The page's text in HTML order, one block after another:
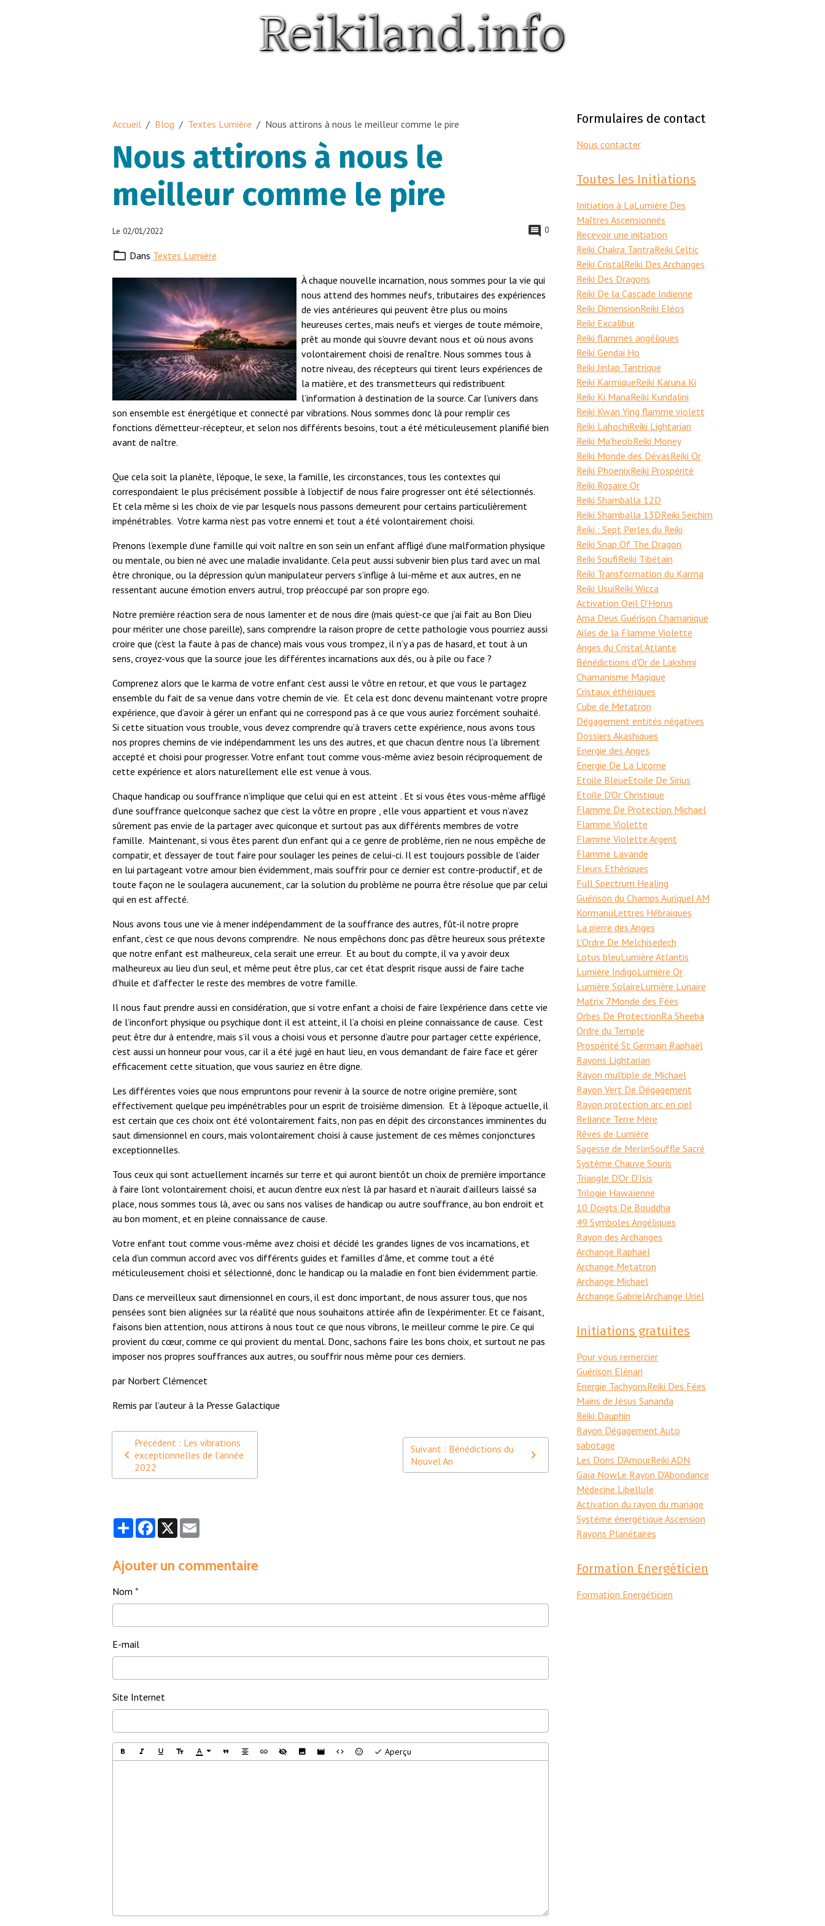
Accueil Blog Textes Lumière Nous attirons à nous le meilleur comme le pire
Nous attirons à nous le
meilleur comme le pire
Le 02/01/2022 0
Dans Textes Lumière
À chaque nouvelle incarnation, nous sommes pour la vie qui
nous attend des hommes neufs, tributaires des expériences
de vies antérieures qui peuvent être plus ou moins
heureuses certes, mais neufs et vierges de toute mémoire,
prêt au monde qui s’ouvre devant nous et où nous avons
volontairement choisi de renaître. Nous sommes tous à
notre niveau, des récepteurs qui tirent leurs expériences de
la matière, et des transmetteurs qui redistribuent
l’information à destination de la source. Car l’univers dans
son ensemble est énergétique et connecté par vibrations. Nous sommes donc là pour remplir ces
fonctions d’émetteur-récepteur, et selon nos différents besoins, tout a été méticuleusement planifié bien
avant de naître.
Que cela soit la planète, l’époque, le sexe, la famille, les circonstances, tous les contextes qui
correspondaient le plus précisément possible à l’objectif de nous faire progresser ont été sélectionnés.
Et cela même si les choix de vie par lesquels nous passons demeurent pour certains particulièrement
impénétrables. Votre karma n’est pas votre ennemi et tout a été volontairement choisi.
Prenons l’exemple d’une famille qui voit naître en son sein un enfant affligé d’une malformation physique
ou mentale, ou bien né avec une maladie invalidante. Cela peut aussi subvenir bien plus tard avec un mal
être chronique, ou la dépression qu’un manipulateur pervers s’inflige à lui-même et aux autres, en ne
ressentant aucune émotion envers autrui, trop préoccupé par son propre ego.
Notre première réaction sera de nous lamenter et de nous dire (mais qu’est-ce que j’ai fait au Bon Dieu
pour mériter une chose pareille), sans comprendre la raison propre de cette pathologie vous pourriez aussi
croire que (c’est la faute à pas de chance) mais vous vous trompez, il n’y a pas de hasard, et tout à un
sens, croyez-vous que la source joue les différentes incarnations aux dés, ou à pile ou face ?
Comprenez alors que le karma de votre enfant c’est aussi le vôtre en retour, et que vous le partagez
ensemble du fait de sa venue dans votre chemin de vie. Et cela est donc devenu maintenant votre propre
expérience, que d’avoir à gérer un enfant qui ne correspond pas à ce que vous auriez forcément souhaité.
Si cette situation vous trouble, vous devez comprendre qu’à travers cette expérience, nous avons tous
nos propres chemins de vie indépendamment les uns des autres, et que chacun d’entre nous l’a librement
accepté et choisi pour progresser. Votre enfant tout comme vous-même aviez besoin réciproquement de
cette expérience et alors naturellement elle est venue à vous.
Chaque handicap ou souffrance n’implique que celui qui en est atteint . Et si vous êtes vous-même affligé
d’une souffrance quelconque sachez que c’est la vôtre en propre , elle vous appartient et vous n’avez
sûrement pas envie de la partager avec quiconque et surtout pas aux différents membres de votre
famille. Maintenant, si vous êtes parent d’un enfant qui a ce genre de problème, rien ne nous empêche de
compatir, et d’essayer de tout faire pour soulager les peines de celui-ci. Il est toujours possible de l’aider
en lui partageant votre amour bien évidemment, mais souffrir pour ce dernier est contre-productif, et de
toute façon ne le soulagera aucunement, car la solution du problème ne pourra être résolue que par celui
qui en est affecté.
Nous avons tous une vie à mener indépendamment de la souffrance des autres, fût-il notre propre
enfant, c’est ce que nous devons comprendre. Ne nous empêchons donc pas d’être heureux sous prétexte
que notre enfant est malheureux, cela serait une erreur. Et au bout du compte, il va y avoir deux
malheureux au lieu d’un seul, et même peut être plus, car cet état d’esprit risque aussi de faire tache
d’huile et d’affecter le reste des membres de votre famille.
Il nous faut prendre aussi en considération, que si votre enfant a choisi de faire l’expérience dans cette vie
de l’inconfort physique ou psychique dont il est atteint, il l’a choisi en pleine connaissance de cause. C’est
peut être dur à entendre, mais s’il vous a choisi vous et personne d’autre pour partager cette expérience,
c’est aussi un honneur pour vous, car il a été jugé en haut lieu, en vous demandant de faire face et gérer
efficacement cette situation, que vous sauriez en être digne.
Les différentes voies que nous empruntons pour revenir à la source de notre origine première, sont
effectivement quelque peu impénétrables pour un esprit de troisième dimension. Et à l’époque actuelle, il
est certain que ces choix ont été volontairement faits, non pas en dépit des circonstances imminentes du
saut dimensionnel en cours, mais volontairement choisi à cause justement de ces mêmes conjonctures
exceptionnelles.
Tous ceux qui sont actuellement incarnés sur terre et qui auront bientôt un choix de première importance
à faire l’ont volontairement choisi, et aucun d’entre eux n’est là par hasard et n’aurait d’ailleurs laissé sa
place, nous sommes tous là, avec ou sans nos valises de handicap ou autre souffrance, au bon endroit et
au bon moment, et en pleine connaissance de cause.
Votre enfant tout comme vous-même avez choisi et décidé les grandes lignes de vos incarnations, et
cela d’un commun accord avec vos différents guides et familles d’âme, et comme tout a été
méticuleusement choisi et sélectionné, donc le handicap ou la maladie en font bien évidemment partie.
Dans ce merveilleux saut dimensionnel en cours, il est donc important, de nous assurer tous, que nos
pensées sont bien alignées sur la réalité que nous souhaitons attirée afin de l’expérimenter. Et ce faisant,
faisons bien attention, nous attirons à nous tout ce que nous vibrons, le meilleur comme le pire. Ce qui
provient du cœur, comme ce qui provient du mental. Donc, sachons faire les bons choix, et surtout ne pas
imposer nos propres souffrances aux autres, ou souffrir nous même pour ces derniers.
par Norbert Clémencet
Remis par l’auteur à la Presse Galactique
Précédent : Les vibrations
exceptionnelles de l’année
2022
Suivant : Bénédictions du
Nouvel An
PartagerFacebook
X
Ajouter un commentaire
Nom
E-mail
Site Internet
Aperçu
Formulaires de contact
Nous contacter
Toutes les Initiations
Initiation à LaLumière Des
Maîtres Ascensionnés
Recevoir une initiation
Reiki Chakra TantraReiki Celtic
Reiki CristalReiki Des Archanges
Reiki Des Dragons
Reiki De la Cascade Indienne
Reiki DimensionReiki Eléos
Reiki Excalibur
Reiki flammes angéliques
Reiki Gendai Ho
Reiki Jinlap Tantrique
Reiki KarmiqueReiki Karuna Ki
Reiki Ki ManaReiki Kundalini
Reiki Kwan Ying flamme violett
Reiki LahochiReiki Lightarian
Reiki Ma'heo'oReiki Money
Reiki Monde des DévasReiki Or
Reiki PhoenixReiki Prospérité
Reiki Rosaire Or
Reiki Shamballa 12D
Reiki Shamballa 13DReiki Seichim
Reiki : Sept Perles du Reiki
Reiki Snap Of The Dragon
Reiki SoufiReiki Tibétain
Reiki Transformation du Karma
Reiki UsuiReiki Wicca
Activation Oeil D'Horus
Ama Deus Guérison Chamanique
Ailes de la Flamme Violette
Anges du Cristal Atlante
Bénédictions d'Or de Lakshmi
Chamanisme Magique
Cristaux éthériques
Cube de Metatron
Dégagement entités négatives
Dossiers Akashiques
Energie des Anges
Energie De La Licorne
Etoile BleueEtoile De Sirius
Etoile D'Or Christique
Flamme De Protection Michael
Flamme Violette
Flamme Violette Argent
Flamme Lavande
Fleurs Ethériques
Full Spectrum Healing
Guérison du Champs AuriqueI AM
KormanuLettres Hébraiques
La pierre des Anges
L'Ordre De Melchisedech
Lotus bleuLumière Atlantis
Lumière IndigoLumière Or
Lumière SolaireLumière Lunaire
Matrix 7Monde des Fées
Orbes De ProtectionRa Sheeba
Ordre du Temple
Prospérité St Germain Raphaël
Rayons Lightarian
Rayon multiple de Michael
Rayon Vert De Dégagement
Rayon protection arc en ciel
Reliance Terre Mère
Rêves de Lumière
Sagesse de MerlinSouffle Sacré
Système Chauve Souris
Triangle D'Or D'Isis
Trilogie Hawaïenne
10 Doigts De Bouddha
49 Symboles Angéliques
Rayon des Archanges
Archange Raphael
Archange Metatron
Archange Michael
Archange GabrielArchange Uriel
Initiations gratuites
Pour vous remercier
Guérison Elénari
Energie TachyonsReiki Des Fées
Mains de Jésus Sananda
Reiki Dauphin
Rayon Dégagement Auto
sabotage
Les Dons D'AmourReiki ADN
Gaïa NowLe Rayon D'Abondance
Médecine Libellule
Activation du rayon du mariage
Systéme énergétique Ascension
Rayons Planétaires
Formation Energéticien
Formation Energéticien